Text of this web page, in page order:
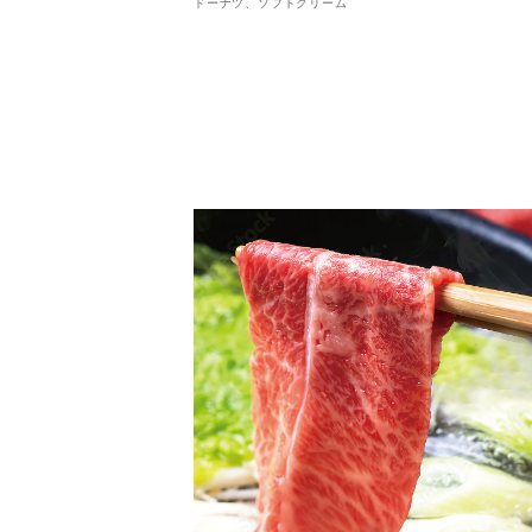
ドーナツ、ソフトクリーム